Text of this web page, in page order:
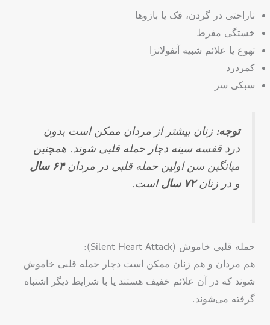
ناراحتی در گردن، فک یا بازوها
خستگی مفرط
تهوع یا علائم شبیه آنفولانزا
کمردرد
سبکی سر
توجه: زنان بیشتر از مردان ممکن است بدون
درد قفسه سینه دچار حمله قلبی شوند. همچنین
میانگین سن اولین حمله قلبی در مردان۶۴ سال
و در زنان۷۲ سال است.
حمله قلبی خاموش (Silent Heart Attack):
هم مردان و هم زنان ممکن است دچار حمله قلبی خاموش
شوند که در آن علائم خفیف هستند یا با شرایط دیگر اشتباه
گرفته می‌شوند.